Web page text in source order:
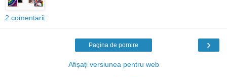
2 comentarii:
›
Pagina de pornire
Afișați versiunea pentru web